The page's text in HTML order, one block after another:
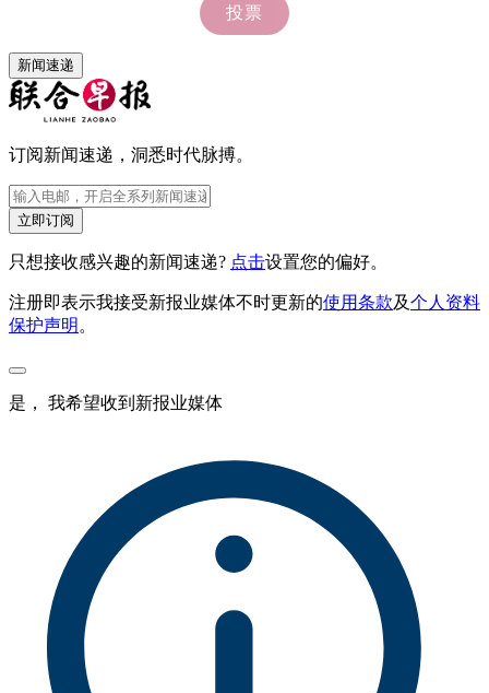
新闻速递
订阅新闻速递，洞悉时代脉搏。
立即订阅
只想接收感兴趣的新闻速递? 点击设置您的偏好。
注册即表示我接受新报业媒体不时更新的使用条款及个人资料
保护声明。
是， 我希望收到新报业媒体